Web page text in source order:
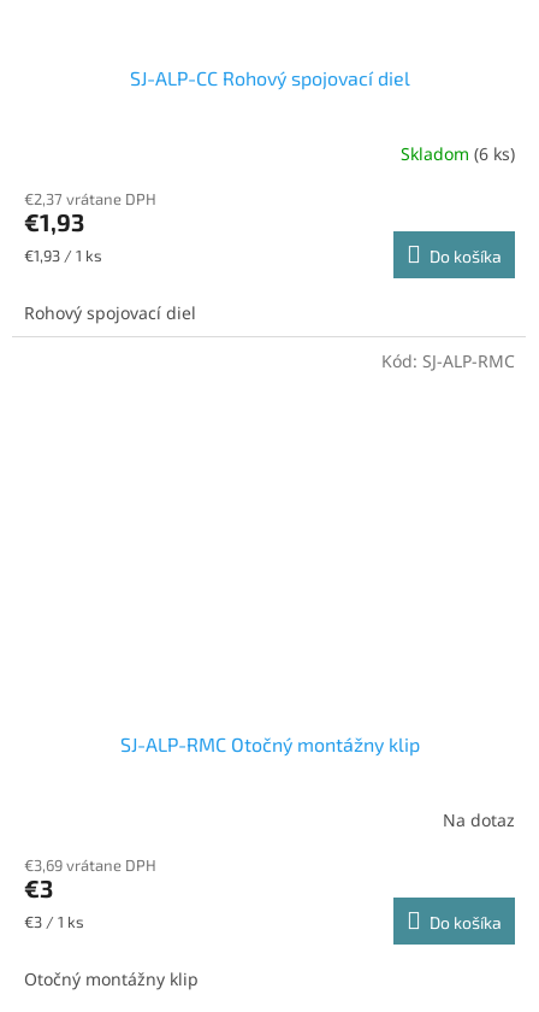
SJ-ALP-CC Rohový spojovací diel
Skladom (6 ks)
€2,37 vrátane DPH
€1,93
Jednotková
€1,93 / 1 ks Do košíka
Rohový spojovací diel
SJ-ALP-RMC Otočný montážny klip
Na dotaz
€3,69 vrátane DPH
€3
Jednotková
€3 / 1 ks Do košíka
Otočný montážny klip
Kód: SJ-ALP-RMC